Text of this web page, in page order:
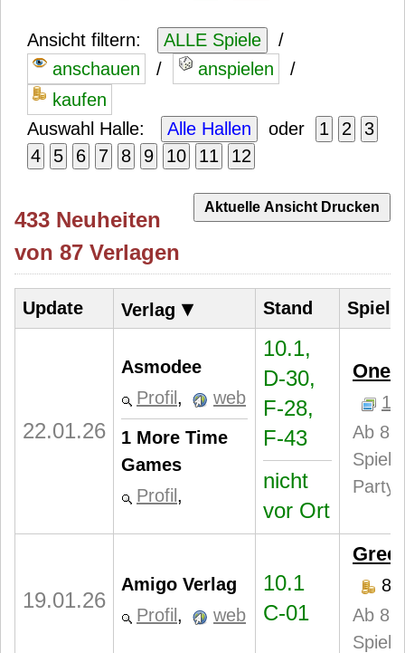
Ansicht filtern:
/
/
/
Auswahl Halle: oder
433 Neuheiten
von 87 Verlagen
Update Verlag ▾ Stand Spiel
22.01.26
Asmodee
Profil ,
web
1 More Time
Games
Profil ,
10.1,
D-30,
F-28,
F-43
nicht
vor Ort
One
1
Ab 8
19.01.26
Amigo Verlag
Profil , web
10.1
C-01
Ab 8